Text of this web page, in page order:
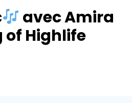
avec Amira
of Highlife